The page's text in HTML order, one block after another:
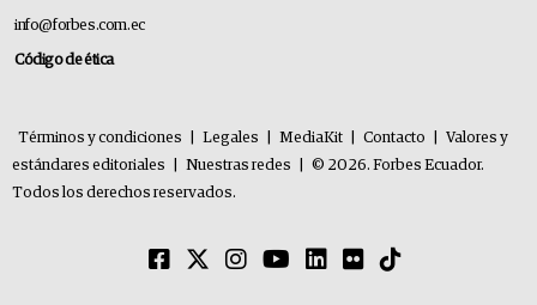
info@forbes.com.ec
Código de ética
Términos y condiciones Legales MediaKit Contacto
Valores y
estándares editoriales
Nuestras redes
© 2026. Forbes Ecuador.
Todos los derechos reservados.